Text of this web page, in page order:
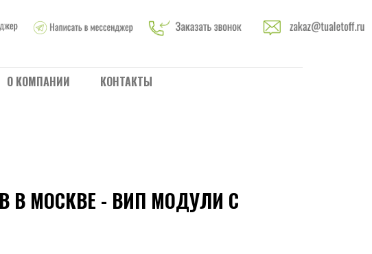
О КОМПАНИИ КОНТАКТЫ
В МОСКВЕ - ВИП МОДУЛИ С